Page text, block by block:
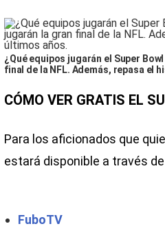
¿Qué equipos jugarán el Super
final de la NFL. Además, repasa el
CÓMO VER GRATIS EL
Para los aficionados que
estará disponible a través
FuboTV